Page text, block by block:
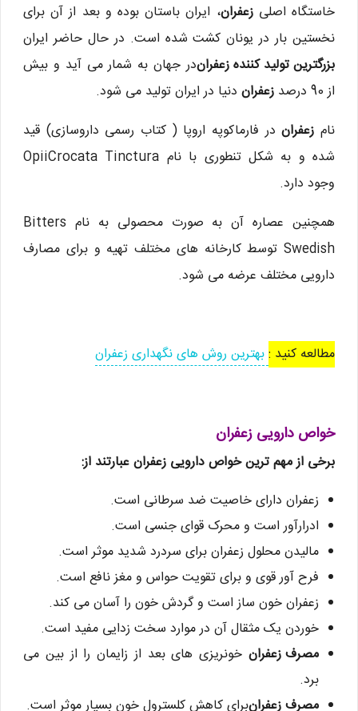
خاستگاه اصلیزعفران، ایران باستان بوده و بعد از آن برای
نخستین بار در یونان کشت شده است. در حال حاضر ایران
بزرگترین تولید کننده زعفراندر جهان به شمار می آید و بیش
از 90 درصد
زعفران دنیا در ایران تولید می شود.
نام زعفراندر فارماکوپه اروپا ( کتاب رسمی داروسازی) قید
شده و به شکل تنطوری با نام OpiiCrocata Tinctura
وجود دارد.
همچنین عصاره آن به صورت محصولی به نام Bitters
Swedish توسط کارخانه های مختلف تهیه و برای مصارف
دارویی مختلف عرضه می شود.
مطالعه کنید :بهترین روش های نگهداری زعفران
خواص دارویی زعفران
برخی از مهم ترین خواص دارویی زعفران عبارتند از:
زعفران دارای خاصیت ضد سرطانی است.
ادرارآور است و محرک قوای جنسی است.
مالیدن محلول زعفران برای سردرد شدید موثر است.
فرح آور قوی و برای تقویت حواس و مغز نافع است.
زعفران خون ساز است و گردش خون را آسان می کند.
خوردن یک مثقال آن در موارد سخت زدایی مفید است.
مصرف زعفران خونریزی های بعد از زایمان را از بین می
برد.
مصرف زعفرانبرای کاهش کلسترول خون بسیار موثر است.